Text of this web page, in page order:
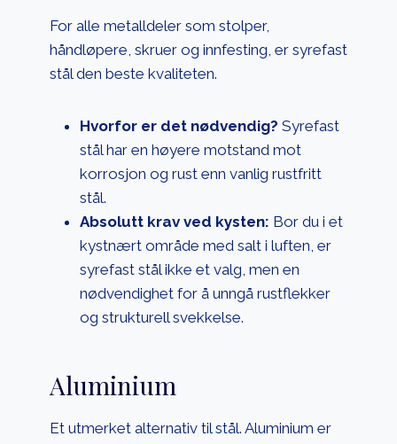
For alle metalldeler som stolper,
håndløpere, skruer og innfesting, er syrefast
stål den beste kvaliteten.
Hvorfor er det nødvendig? Syrefast
stål har en høyere motstand mot
korrosjon og rust enn vanlig rustfritt
stål.
Absolutt krav ved kysten: Bor du i et
kystnært område med salt i luften, er
syrefast stål ikke et valg, men en
nødvendighet for å unngå rustflekker
og strukturell svekkelse.
Aluminium
Et utmerket alternativ til stål. Aluminium er